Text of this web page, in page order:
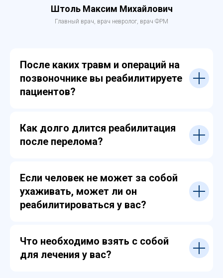
Штоль Максим Михайлович
Главный врач, врач невролог, врач ФРМ
После каких травм и операций на
позвоночнике вы реабилитируете
пациентов?
Как долго длится реабилитация
после перелома?
Если человек не может за собой
ухаживать, может ли он
реабилитироваться у вас?
Что необходимо взять с собой
для лечения у вас?